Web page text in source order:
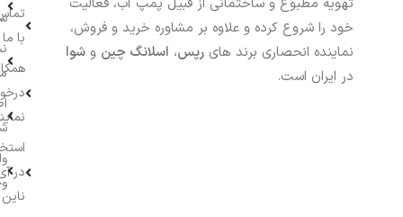
تهویه مطبوع و ساختمانی از قبیل پمپ آب، فعالیت
خود را شروع کرده و علاوه بر مشاوره خرید و فروش،
نماینده انحصاری برند های رپس، اسلانگ چین و شوا
در ایران است.
با ما
در
ناین